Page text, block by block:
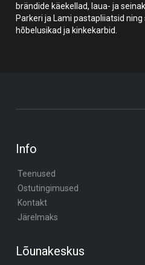
brändide käekellad, laua- ja
Parkeri ja Lami pastapliiatsid
hõbelusikad ja kinkekarbid.
Info
Teenused
Ostutingimused
Kontakt
Järelmaks
Lõunakeskus